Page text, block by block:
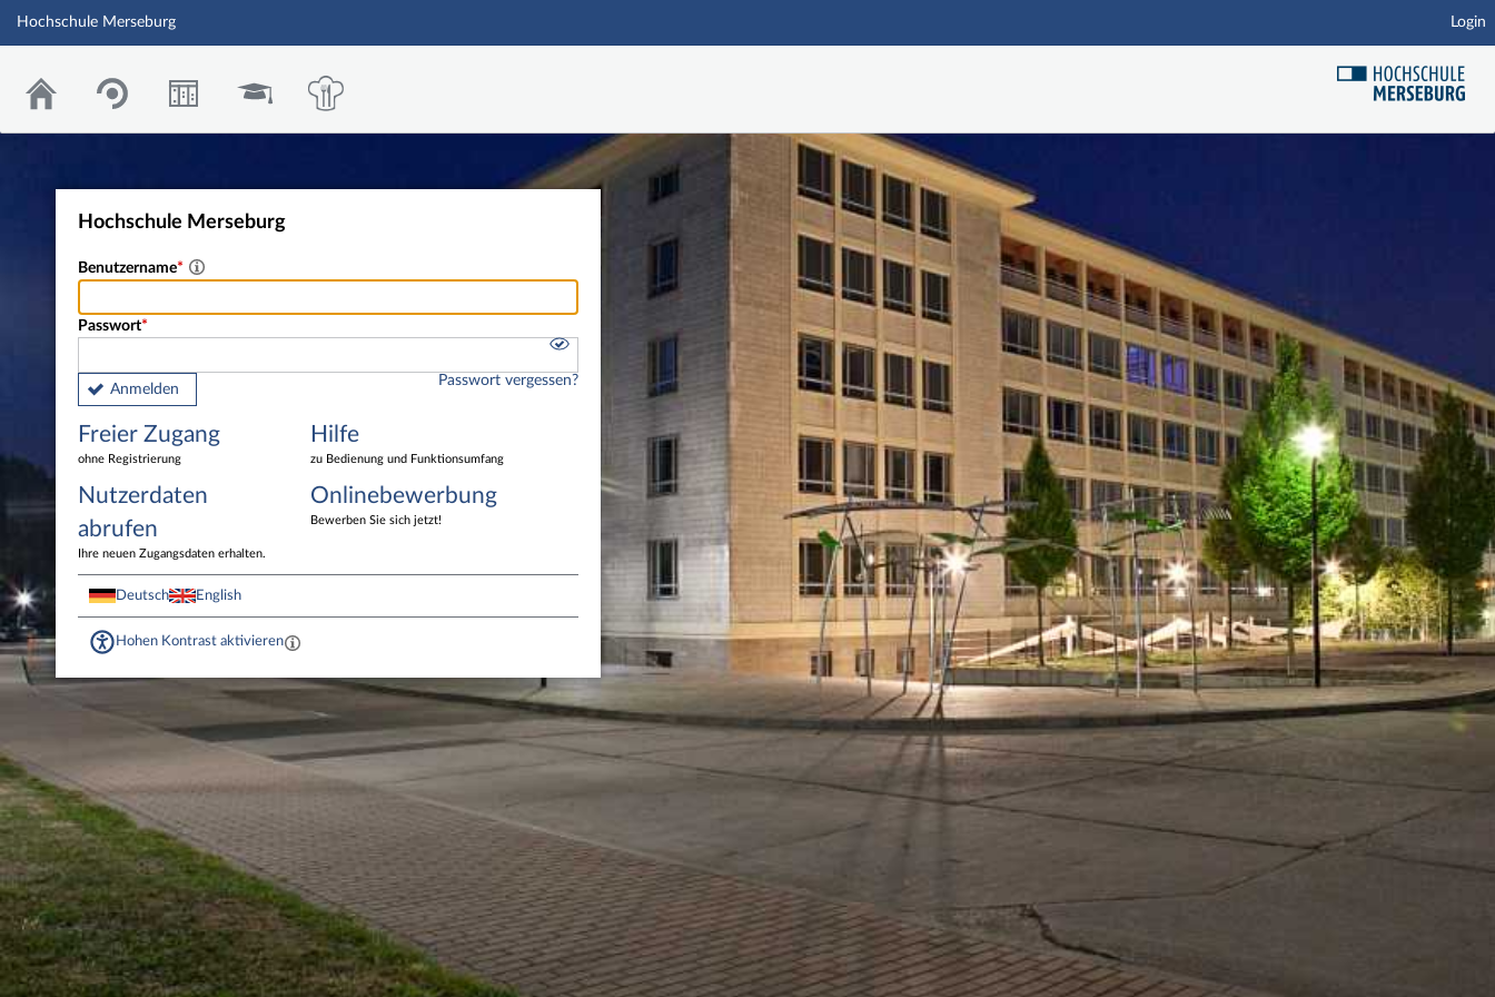
Hauptnavigation
Fußzeile
Hochschule Merseburg Login
Hochschule Merseburg
Benutzername
Passwort
Anmelden
Passwort vergessen?
Freier Zugang
ohne Registrierung
Hilfe
zu Bedienung und Funktionsumfang
Nutzerdaten
abrufen
Ihre neuen Zugangsdaten erhalten.
Onlinebewerbung
Bewerben Sie sich jetzt!
Deutsch English
Hohen Kontrast aktivieren